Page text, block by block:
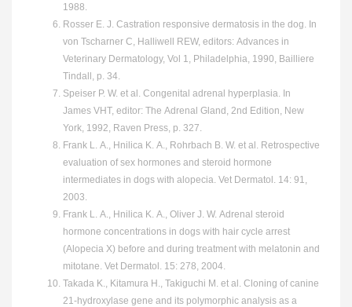
1988.
Rosser E. J. Castration responsive dermatosis in the dog. In
von Tscharner C, Halliwell REW, editors: Advances in
Veterinary Dermatology, Vol 1, Philadelphia, 1990, Bailliere
Tindall, p. 34.
Speiser P. W. et al. Congenital adrenal hyperplasia. In
James VHT, editor: The Adrenal Gland, 2nd Edition, New
York, 1992, Raven Press, p. 327.
Frank L. A., Hnilica K. A., Rohrbach B. W. et al. Retrospective
evaluation of sex hormones and steroid hormone
intermediates in dogs with alopecia. Vet Dermatol. 14: 91,
2003.
Frank L. A., Hnilica K. A., Oliver J. W. Adrenal steroid
hormone concentrations in dogs with hair cycle arrest
(Alopecia X) before and during treatment with melatonin and
mitotane. Vet Dermatol. 15: 278, 2004.
Takada K., Kitamura H., Takiguchi M. et al. Cloning of canine
21-hydroxylase gene and its polymorphic analysis as a